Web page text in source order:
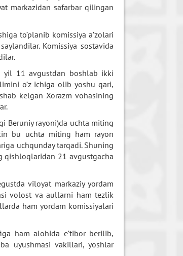
markazidan safarbar qilingan
to’planib komissiya a’zolari
Komissiya sostavida
yil 11 avgustdan boshlab ikki
o’z ichiga olib yoshu qari,
kelgan Xorazm vohasining
Beruniy rayoni)da uchta miting
bu uchta miting ham rayon
uchqunday tarqadi. Shuning
qishloqlaridan 21 avgustgacha
viloyat markaziy yordam
volost va aullarni ham tezlik
ham yordam komissiyalari
ham alohida e’tibor berilib,
uyushmasi vakillari, yoshlar